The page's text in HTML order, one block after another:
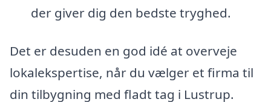
der giver dig den bedste tryghed.
Det er desuden en god idé at overveje
lokalekspertise, når du vælger et firma til
din tilbygning med fladt tag i Lustrup.